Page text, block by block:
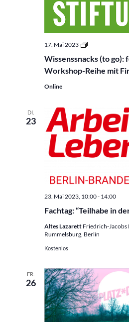
Wissenssnacks (to go):
Workshop-Reihe mit
17. Mai 2023
Wissenssnacks
go):
fortlaufende
Workshop-
Trainer:innen
Online
DI.
23
Fachtag: “Teilhabe in
23. Mai 2023, 10:00- 14:00
Altes Lazarett Friedrich-Jacobs
Rummelsburg, Berlin
Kostenlos
FR.
26